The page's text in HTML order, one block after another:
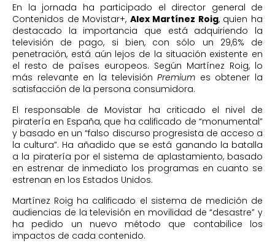
En la jornada ha participado el director general de
Contenidos de Movistar+, Alex Martínez Roig, quien ha
destacado la importancia que está adquiriendo la
televisión de pago, si bien, con sólo un 29,6% de
penetración, está aún lejos de la situación existente en
el resto de países europeos. Según Martínez Roig, lo
más relevante en la televisiónPremium es obtener la
satisfacción de la persona consumidora.
El responsable de Movistar ha criticado el nivel de
piratería en España, que ha calificado de “monumental”
y basado en un “falso discurso progresista de acceso a
la cultura”. Ha añadido que se está ganando la batalla
a la piratería por el sistema de aplastamiento, basado
en estrenar de inmediato los programas en cuanto se
estrenan en los Estados Unidos.
Martínez Roig ha calificado el sistema de medición de
audiencias de la televisión en movilidad de “desastre” y
ha pedido un nuevo método que contabilice los
impactos de cada contenido.